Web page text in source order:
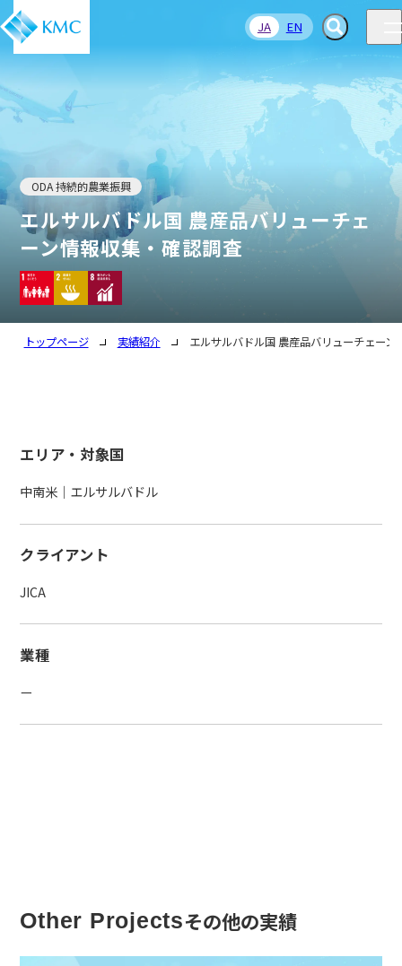
JA EN
ODA 持続的農業振興
エルサルバドル国 農産品バリューチェ
ーン情報収集・確認調査
トップページ 実績紹介 エルサルバドル国 農産品バリューチェーン
エリア・対象国
中南米｜エルサルバドル
クライアント
JICA
業種
ー
Other Projectsその他の実績